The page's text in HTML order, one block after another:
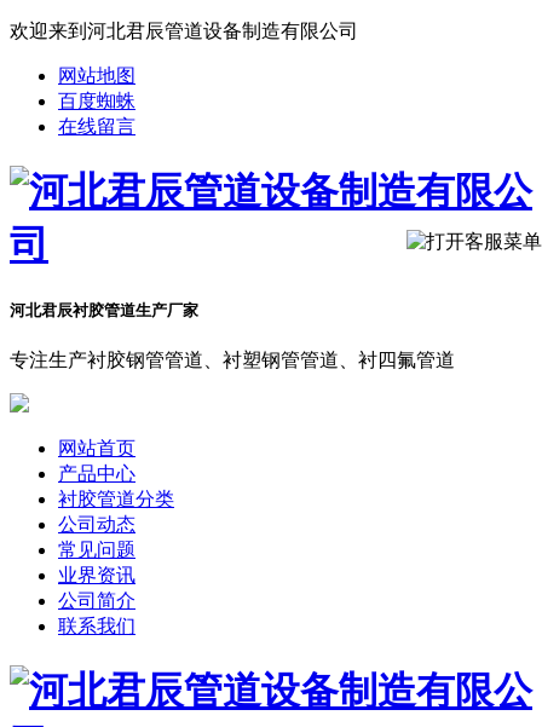
欢迎来到河北君辰管道设备制造有限公司
网站地图
百度蜘蛛
在线留言
河北君辰衬胶管道生产厂家
专注生产衬胶钢管管道、衬塑钢管管道、衬四氟管道
网站首页
产品中心
衬胶管道分类
公司动态
常见问题
业界资讯
公司简介
联系我们